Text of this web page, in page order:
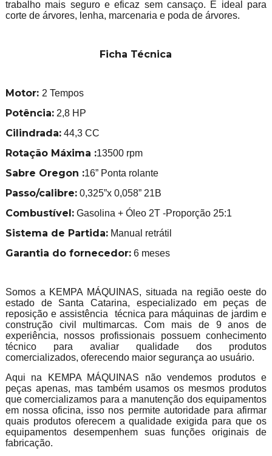
trabalho mais seguro e eficaz sem cansaço. É ideal para
corte de árvores, lenha, marcenaria e poda de árvores.
Ficha Técnica
Motor: 2 Tempos
Potência:2,8 HP
Cilindrada:44,3 CC
Rotação Máxima :13500 rpm
Sabre Oregon :16” Ponta rolante
Passo/calibre:0,325”x 0,058” 21B
Combustível:Gasolina + Óleo 2T -Proporção 25:1
Sistema de Partida:Manual retrátil
Garantia do fornecedor:6 meses
Somos a KEMPA MÁQUINAS, situada na região oeste do
estado de Santa Catarina, especializado em peças de
reposição e assistência técnica para máquinas de jardim e
construção civil multimarcas. Com mais de 9 anos de
experiência, nossos profissionais possuem conhecimento
técnico para avaliar qualidade dos produtos
comercializados, oferecendo maior segurança ao usuário.
Aqui na KEMPA MÁQUINAS não vendemos produtos e
peças apenas, mas também usamos os mesmos produtos
que comercializamos para a manutenção dos equipamentos
em nossa oficina, isso nos permite autoridade para afirmar
quais produtos oferecem a qualidade exigida para que os
equipamentos desempenhem suas funções originais de
fabricação.